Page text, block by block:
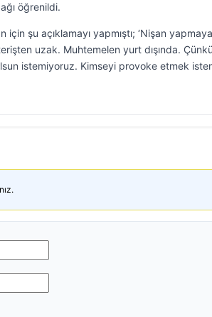
öğrenildi.
için şu açıklamayı yapmıştı; ‘Nişan
uzak. Muhtemelen yurt dışında.
istemiyoruz. Kimseyi provoke etmek